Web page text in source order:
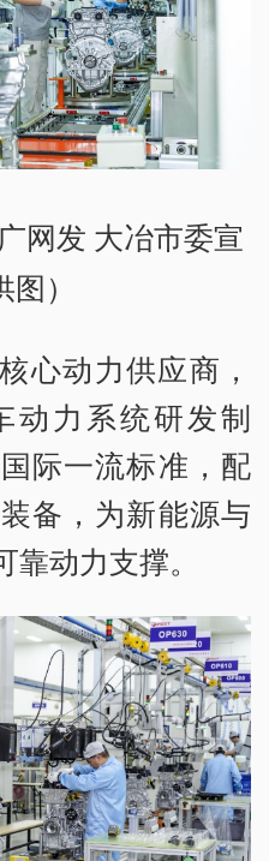
网发 大冶市委宣
）
心动力供应商，
动力系统研发制
际一流标准，配
备，为新能源与
动力支撑。